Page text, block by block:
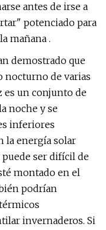
antes de irse a
potenciado para
mañana .
demostrado que
de varias
es un conjunto de
noche y se
inferiores
la energía solar
puede ser difícil de
montado en el
podrían
invernaderos. Si